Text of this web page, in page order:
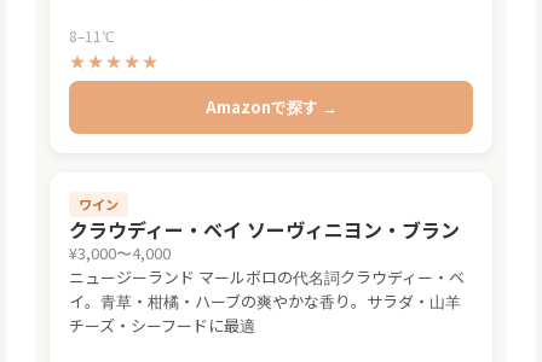
8–11℃
★★★★★
Amazonで探す →
ワイン
クラウディー・ベイ ソーヴィニヨン・ブラン
¥3,000〜4,000
ニュージーランド マールボロの代名詞クラウディー・ベ
イ。青草・柑橘・ハーブの爽やかな香り。サラダ・山羊
チーズ・シーフードに最適